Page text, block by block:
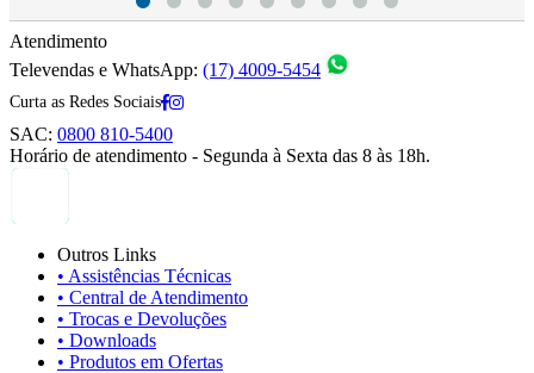
Atendimento
Televendas e WhatsApp: (17) 4009-5454
Curta as Redes Sociais
SAC: 0800 810-5400
Horário de atendimento - Segunda à Sexta das 8 às 18h.
Outros Links
• Assistências Técnicas
• Central de Atendimento
• Trocas e Devoluções
• Downloads
• Produtos em Ofertas